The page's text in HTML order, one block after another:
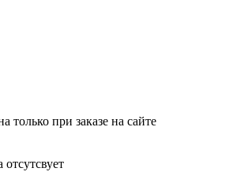
только при заказе на сайте